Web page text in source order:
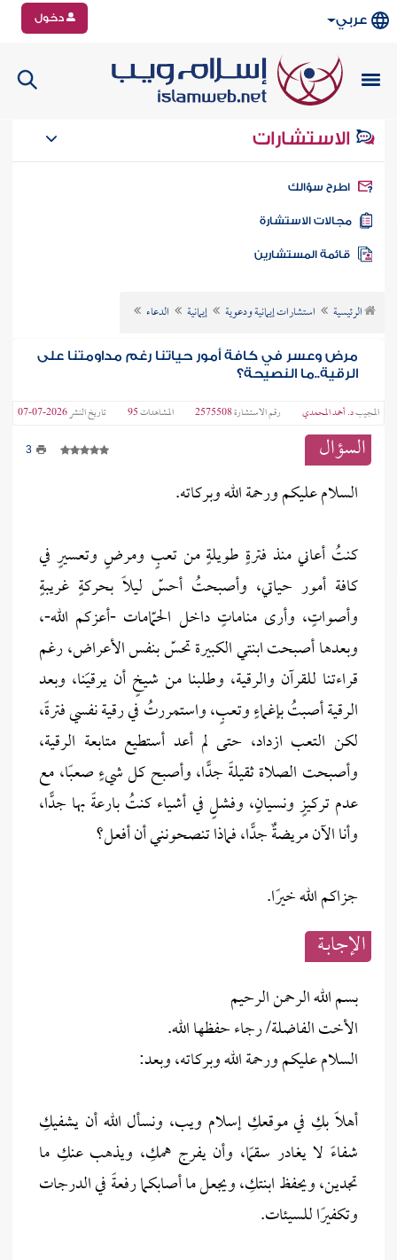
عربي دخول
الاستشارات
سؤالك
الاستشارة
الرئيسية استشارات إيمانية ودعوية إيمانية الدعاء
مرض وعسر في كافة أمور حياتنا رغم مداومتنا على
الرقية..ما النصيحة؟
المجيبد. أحمد المحمدي رقم الاستشارة2575508 المشاهدات95 تاريخ النشر2026-07-07
السؤال 3
السلام عليكم ورحمة الله وبركاته.
كنتُ أعاني منذ فترةٍ طويلةٍ من تعبٍ ومرضٍ وتعسيرٍ في
كافة أمور حياتي، وأصبحتُ أحسّ ليلًا بحركةٍ غريبةٍ
وأصواتٍ، وأرى مناماتٍ داخل الحمّامات -أعزكم الله-،
وبعدها أصبحت ابنتي الكبيرة تحسّ بنفس الأعراض، رغم
قراءتنا للقرآن والرقية، وطلبنا من شيخٍ أن يرقيَنا، وبعد
الرقية أصبتُ بإغماءٍ وتعبٍ، واستمررتُ في رقية نفسي فترةً،
لكن التعب ازداد، حتى لم أعد أستطيع متابعة الرقية،
وأصبحت الصلاة ثقيلةً جدًّا، وأصبح كل شيءٍ صعبًا، مع
عدم تركيزٍ ونسيانٍ، وفشلٍ في أشياء كنتُ بارعةً بها جدًّا،
وأنا الآن مريضةٌ جدًّا، فماذا تنصحونني أن أفعل؟
جزاكم الله خيرًا.
الإجابــة
بسم الله الرحمن الرحيم
الأخت الفاضلة/ رجاء حفظها الله.
السلام عليكم ورحمة الله وبركاته، وبعد:
أهلًا بكِ في موقعكِ إسلام ويب، ونسأل الله أن يشفيكِ
شفاءً لا يغادر سقمًا، وأن يفرج همكِ، ويذهب عنكِ ما
تجدين، ويحفظ ابنتكِ، ويجعل ما أصابكما رفعةً في الدرجات
وتكفيرًا للسيئات.